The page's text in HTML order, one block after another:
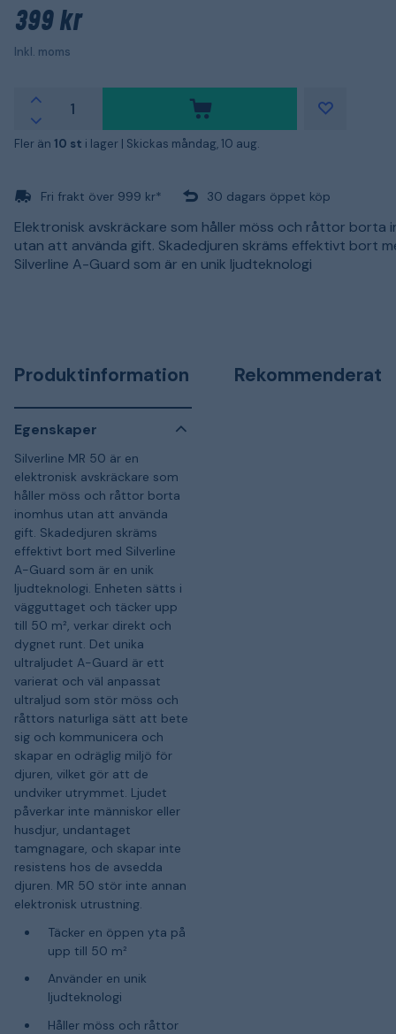
399 kr
Inkl. moms
Fler än 10 st i lager | Skickas måndag, 10 aug.
Fri frakt över 999 kr* 30 dagars öppet köp
Elektronisk avskräckare som håller möss och råttor borta
utan att använda gift. Skadedjuren skräms effektivt bort
Silverline A-Guard som är en unik ljudteknologi
Produktinformation
Egenskaper
Silverline MR 50 är en
elektronisk avskräckare som
håller möss och råttor borta
inomhus utan att använda
gift. Skadedjuren skräms
effektivt bort med Silverline
A-Guard som är en unik
ljudteknologi. Enheten sätts i
vägguttaget och täcker upp
till 50 m², verkar direkt och
dygnet runt. Det unika
ultraljudet A-Guard är ett
varierat och väl anpassat
ultraljud som stör möss och
råttors naturliga sätt att bete
sig och kommunicera och
skapar en odräglig miljö för
djuren, vilket gör att de
undviker utrymmet. Ljudet
påverkar inte människor eller
husdjur, undantaget
tamgnagare, och skapar inte
resistens hos de avsedda
djuren. MR 50 stör inte annan
elektronisk utrustning.
Täcker en öppen yta på
upp till 50 m²
Använder en unik
ljudteknologi
Håller möss och råttor
Rekommenderat